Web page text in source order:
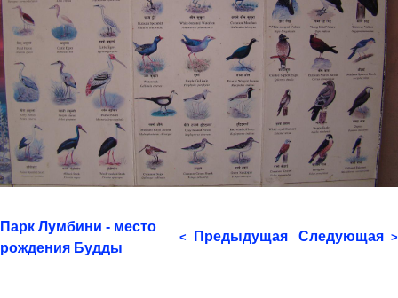
Парк Лумбини - место
рождения Будды
< Предыдущая Следующая >